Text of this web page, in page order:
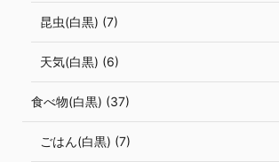
昆虫(白黒) (7)
天気(白黒) (6)
食べ物(白黒) (37)
ごはん(白黒) (7)